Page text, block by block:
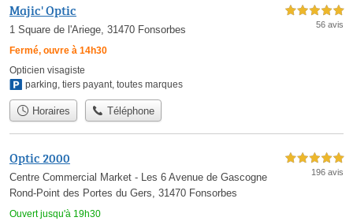
Majic' Optic
1 Square de l'Ariege, 31470 Fonsorbes
Fermé, ouvre à 14h30
5,0 étoiles sur 5
56 avis
Opticien visagiste
parking tiers payant toutes marques
Horaires Téléphone
Optic 2000
Centre Commercial Market - Les 6 Avenue de Gascogne
Rond-Point des Portes du Gers, 31470 Fonsorbes
Ouvert jusqu'à 19h30
5,0 étoiles sur 5
196 avis